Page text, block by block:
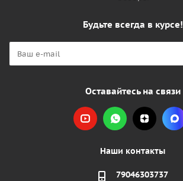
Будьте всегда в курсе!
Оставайтесь на связи
Наши контакты
79046303737